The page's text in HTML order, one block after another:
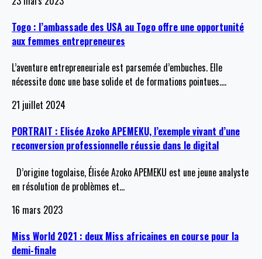
Togo : l’ambassade des USA au Togo offre une opportunité
aux femmes entrepreneures
L’aventure entrepreneuriale est parsemée d’embuches. Elle
nécessite donc une base solide et de formations pointues.…
21 juillet 2024
PORTRAIT : Elisée Azoko APEMEKU, l’exemple vivant d’une
reconversion professionnelle réussie dans le digital
D’origine togolaise, Élisée Azoko APEMEKU est une jeune analyste
en résolution de problèmes et…
16 mars 2023
Miss World 2021 : deux Miss africaines en course pour la
demi-finale